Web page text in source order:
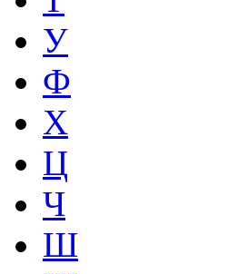
У
Ф
Х
Ц
Ч
Ш